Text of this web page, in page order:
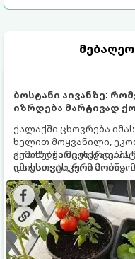
ბოსტანი აივანზე:
იზრდება მარტივად
ქალაქში ცხოვრება
ხელით მოყვანილი,
გემოზე უარი თქვათ.
იმისათვის, რომ
ყოველდღიურად ახალ,
ბოსტნეულს მოკრეფთ.
ქოთნებში მცენარეების
და ესთეტიკური
კულტურები ეგუებიან
და როგორ მოუაროთ